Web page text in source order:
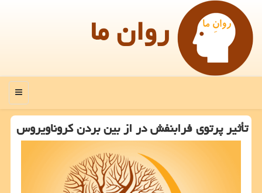
روان ما
منو
تأثیر پرتوی فرابنفش در از بین بردن كروناویروس